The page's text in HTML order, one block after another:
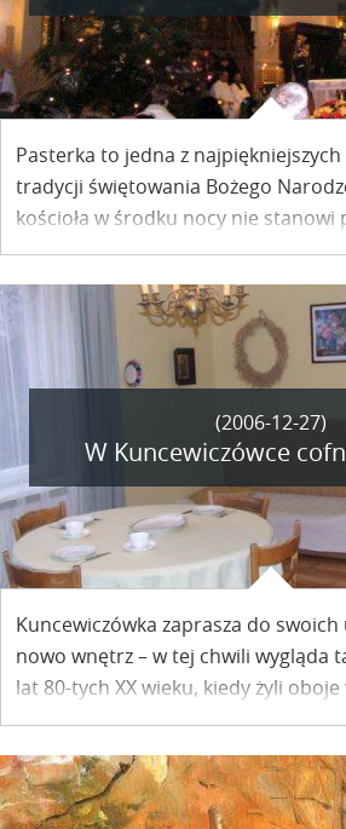
Pasterka to jedna z
tradycji świętowania Bożego
kościoła w środku nocy nie stanowi
odwrotnie – jest ważnym punktem
– stąd w kościele o tej porze są
od maluchów po ludzi starszych, o
dotrzeć do świątyni.
(2006-12-27)
W Kuncewiczówce
Kuncewiczówka zaprasza do
nowo wnętrz – w tej chwili wygląda
lat 80-tych XX wieku, kiedy żyli oboje
wystawy stałej w Domu Marii i
Kazimierzu Dolnym dokonano w
filmy, teksty prasowe oraz
Kuncewiczów na temat budowania i